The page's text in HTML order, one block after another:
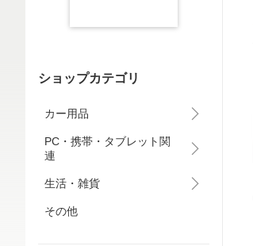
ショップカテゴリ
カー用品
PC・携帯・タブレット関
連
生活・雑貨
その他